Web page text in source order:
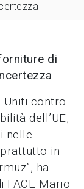
di
Uniti contro
dell’UE,
nelle
in
ha
FACE Mario